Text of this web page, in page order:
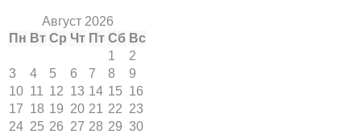
Август 2026
Пн Вт Ср Чт Пт Сб Вс
1
2
3
4 5 6 7 8
9
10 11 12 13 14 15 16
17 18 19 20 21 22 23
24 25 26 27 28 29 30